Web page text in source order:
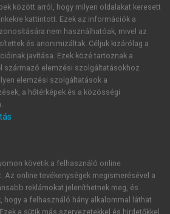
eredményeink azt mutatják,
előtörténetében az
és az öngyilkossági kísérlet
öngyilkossági magatartás
fokai, az általunk vizsgált
tükröződnek. Nemcsak az
hanemaz öngyilkossági
életminőség-romlást jelez,
emocionális állapot számos
és teljesítményromlás
a táppénzes napok
serdülőkorúaknál pedig az
igénybevételével, és a
halmozódásával. Az
között arról, hogy milyen oldalakat keresett
kattintott. Ezek az információk a
nem használhatóak, mivel az
és anonimizáltak. Céljuk kizárólag a
javítása. Ezek közé tartoznak a
származó elemzési szolgáltatásokhoz
elemzési szolgáltatások a
a hőtérképek és a közösségi
követik a felhasználó online
Az online tevékenységek megismerésével a
reklámokat jeleníthetnek meg, és
hogy a felhasználó hány alkalommal láthat
a sütik más szervezetekkel és hirdetőkkel